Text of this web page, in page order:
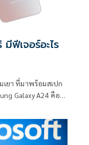
ฟีเจอร์อะไร
ยา ที่มาพร้อมสเปก
Galaxy A24 คือ